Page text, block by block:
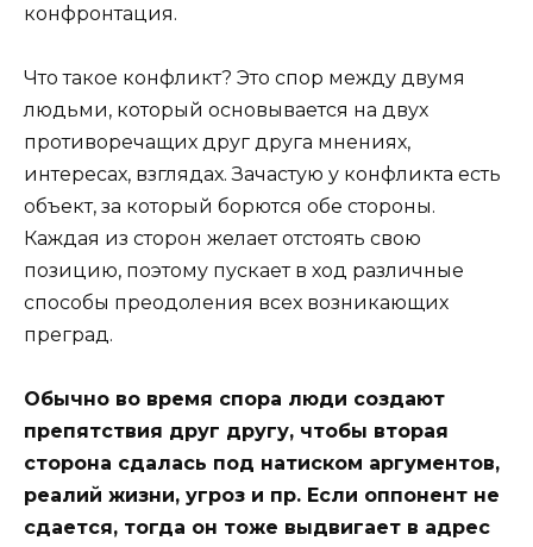
конфронтация.
Что такое конфликт? Это спор между двумя
людьми, который основывается на двух
противоречащих друг друга мнениях,
интересах, взглядах. Зачастую у конфликта есть
объект, за который борются обе стороны.
Каждая из сторон желает отстоять свою
позицию, поэтому пускает в ход различные
способы преодоления всех возникающих
преград.
Обычно во время спора люди создают
препятствия друг другу, чтобы вторая
сторона сдалась под натиском аргументов,
реалий жизни, угроз и пр. Если оппонент не
сдается, тогда он тоже выдвигает в адрес